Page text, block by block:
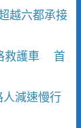
越六都承接
救護車 首
減速慢行